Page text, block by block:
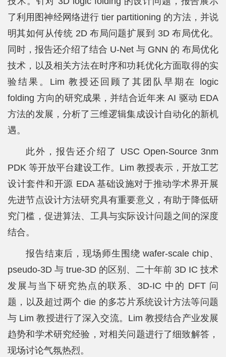
士
校
友
心
了利用图神经网络进行 tier partitioning 的方法，并说
明其如何从传统 2D 布局问题扩展到 3D 布局优化。
同时，报告还介绍了结合 U-Net 与 GNN 的 布局优化
技术，以及相关方法在时序和功耗优化方面取得的实
验结果。Lim 教授还回顾了其团队早期在 logic
folding 方向的研究成果，并结合近年来 AI 驱动 EDA
方法的发展，分析了三维逻辑集成设计自动化的新机
遇。
此外，报告还介绍了 USC Open-Source 3nm
PDK 等开放平台建设工作。Lim 教授表示，开放工艺
设计套件和开源 EDA 基础设施对于推动学术界开展
先进节点设计方法研究具有重要意义，有助于降低研
究门槛，促进算法、工具与实际设计问题之间的深度
结合。
报告结束后，现场师生围绕 wafer-scale chip、
pseudo-3D 与 true-3D 的区别、二十年前 3D IC 技术
发展与当下研究热点的联系、3D-IC 中的 DFT 问
题，以及超过两个 die 的多芯片系统设计方法等问题
与 Lim 教授进行了深入交流。Lim 教授结合产业发展
趋势和学术研究经验，对相关问题进行了细致解答，
现场讨论气氛热烈。